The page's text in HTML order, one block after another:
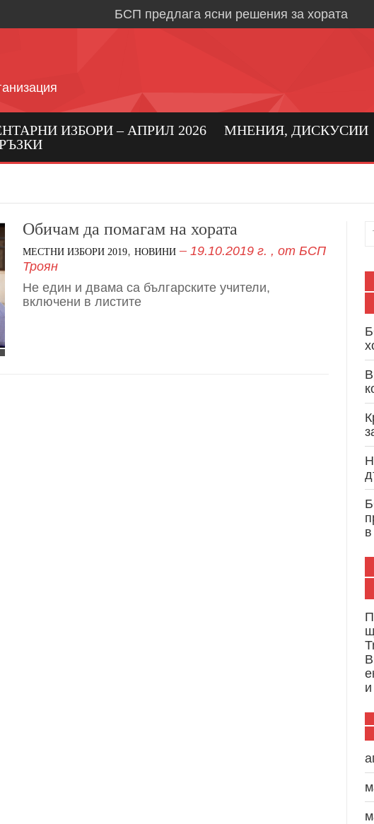
БСП предлага ясни решения за хората
Николай Бериевски: Връщаме държавата
Дипломацията е единственият път към
Александрово и Лешница: хората най-
В Градежница: среща с три поколения
Кристиан Вигенин: Дипломатически опит и
ИЗБОРИ – АПРИЛ 2026 МНЕНИЯ, ДИСКУСИИ
Обичам да помагам на хората
МЕСТНИ ИЗБОРИ 2019, НОВИНИ 19.10.2019 г. , от БСП
Троян
Не един и двама са българските учители,
включени в листите